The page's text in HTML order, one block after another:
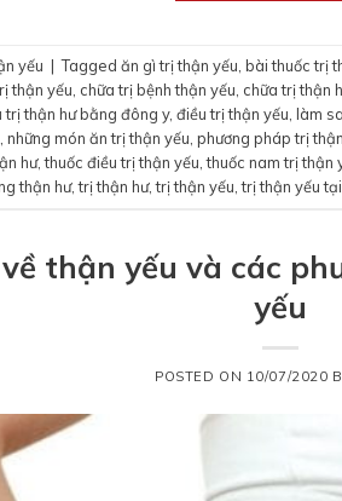
yếu | Tagged ăn gì trị thận yếu, bài thuốc trị
thận yếu, chữa trị bệnh thận yếu, chữa trị thận
trị thận hư bằng đông y, điều trị thận yếu, làm
, những món ăn trị thận yếu, phương pháp trị
hư,thuốc điều trị thận yếu,thuốc nam trị thận
thận hư,trị thận hư,trị thận yếu,trị thận yếu
thận yếu và các
yếu
POSTED ON 10/07/2020